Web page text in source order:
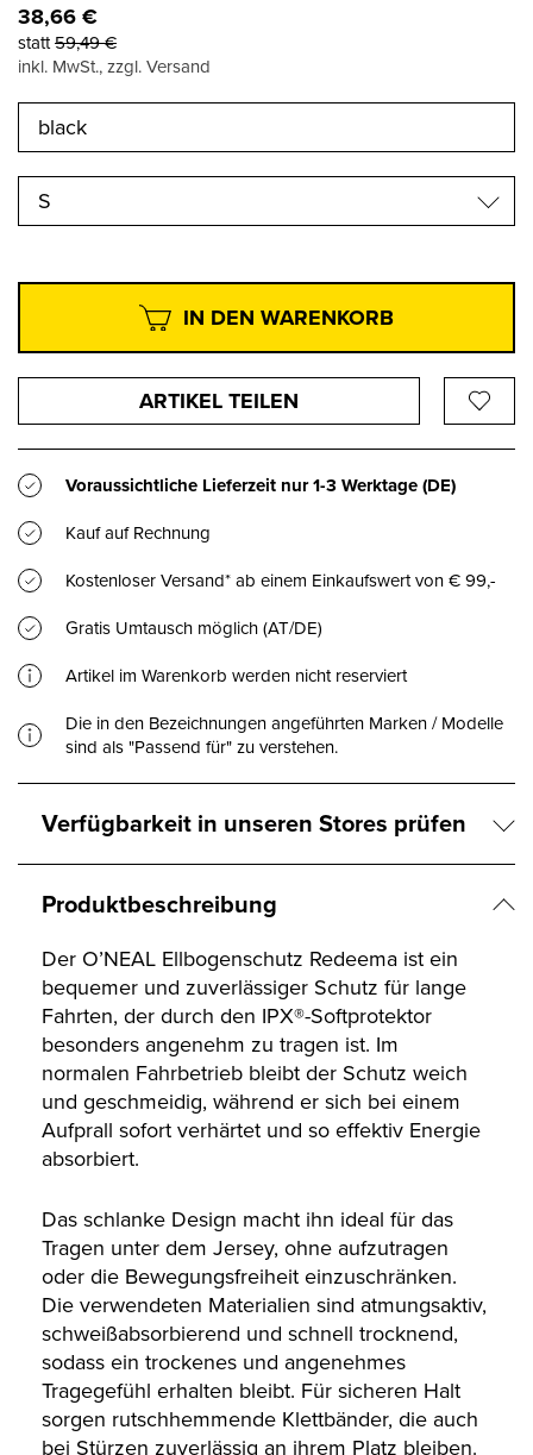
38,66€
statt59,49€
inkl. MwSt., zzgl. Versand
S
IN DEN WARENKORB
ARTIKEL TEILEN
Voraussichtliche Lieferzeit nur1-3 Werktage(DE)
Kauf auf Rechnung
Kostenloser Versand* ab einem Einkaufswert von € 99,-
Gratis Umtausch möglich (AT/DE)
Artikel im Warenkorb werden nicht reserviert
Die in den Bezeichnungen angeführten Marken / Modelle
sind als "Passend für" zu verstehen.
Verfügbarkeit in unseren Stores prüfen
Produktbeschreibung
Der O’NEAL Ellbogenschutz Redeema ist ein
bequemer und zuverlässiger Schutz für lange
Fahrten, der durch den IPX®-Softprotektor
besonders angenehm zu tragen ist. Im
normalen Fahrbetrieb bleibt der Schutz weich
und geschmeidig, während er sich bei einem
Aufprall sofort verhärtet und so effektiv Energie
absorbiert.
Das schlanke Design macht ihn ideal für das
Tragen unter dem Jersey, ohne aufzutragen
oder die Bewegungsfreiheit einzuschränken.
Die verwendeten Materialien sind atmungsaktiv,
schweißabsorbierend und schnell trocknend,
sodass ein trockenes und angenehmes
Tragegefühl erhalten bleibt. Für sicheren Halt
sorgen rutschhemmende Klettbänder, die auch
bei Stürzen zuverlässig an ihrem Platz bleiben.